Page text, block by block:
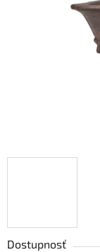
Dostupnosť